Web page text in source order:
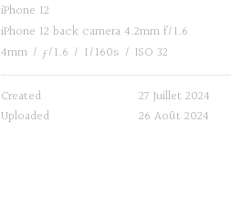
iPhone 12
iPhone 12 back camera 4.2mm f/1.6
4mm / ƒ/1.6 / 1/160s / ISO 32
Created
27 Juillet 2024
Uploaded
26 Août 2024